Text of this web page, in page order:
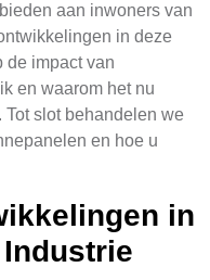
aan inwoners van
in deze
de impact van
en waarom het nu
Tot slot behandelen we
en hoe u
in